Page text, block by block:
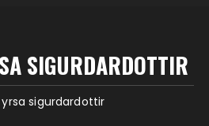
SIGURDARDOTTIR
yrsa sigurdardottir